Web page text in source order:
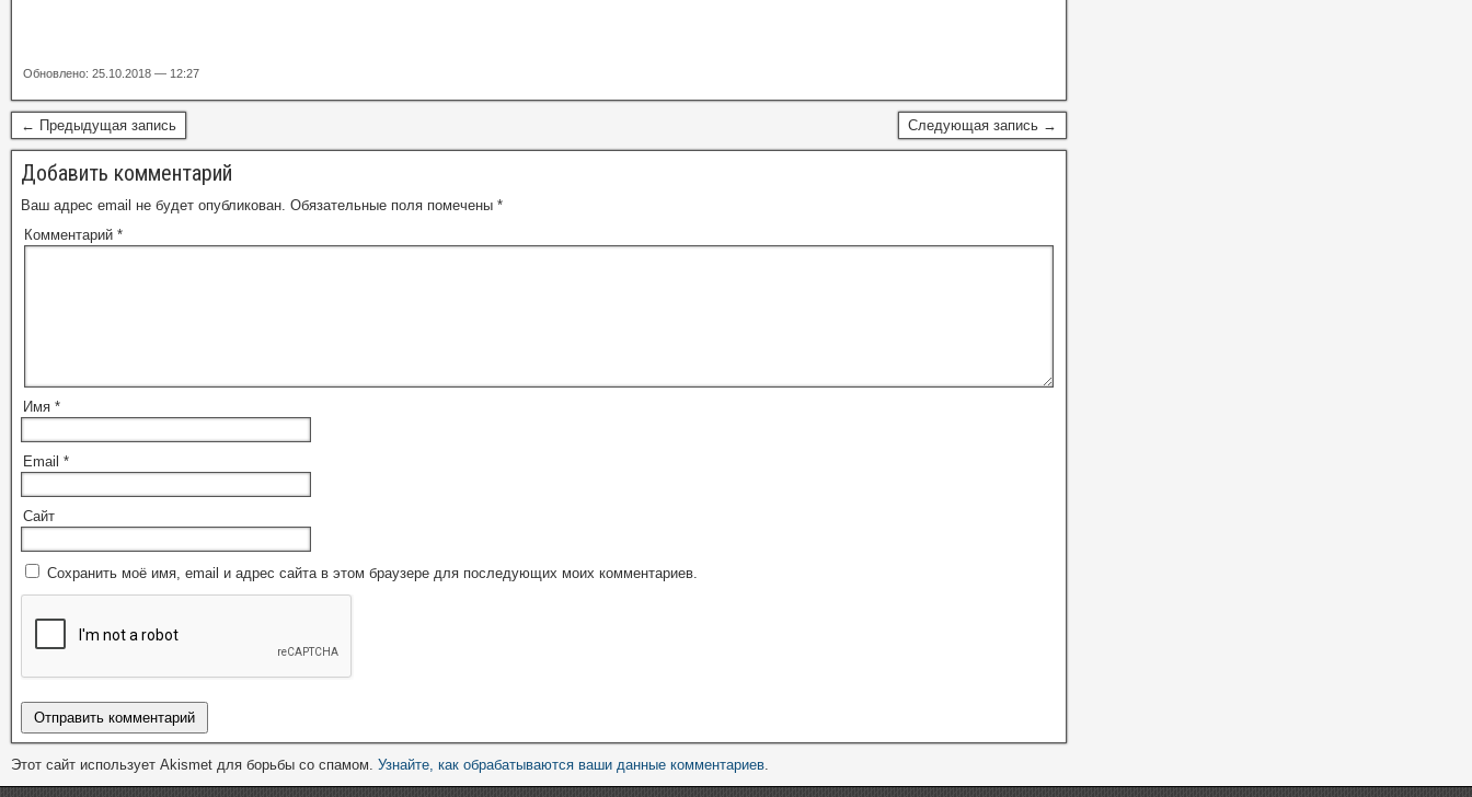
Обновлено: 25.10.2018 — 12:27
← Предыдущая запись Следующая запись →
Добавить комментарий
Ваш адрес email не будет опубликован. Обязательные поля помечены *
Комментарий *
Имя *
Email *
Сайт
Сохранить моё имя, email и адрес сайта в этом браузере для последующих моих комментариев.
Этот сайт использует Akismet для борьбы со спамом. Узнайте, как обрабатываются ваши данные комментариев.